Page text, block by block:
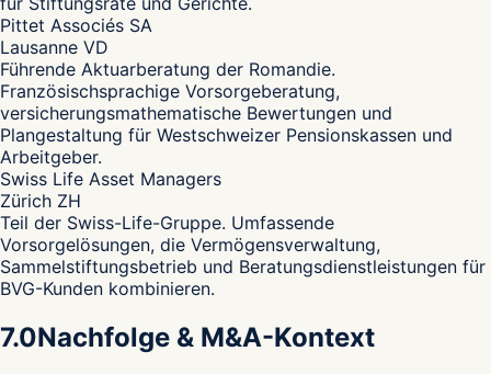
Pittet Associés SA
Lausanne VD
Führende Aktuarberatung der Romandie.
Französischsprachige Vorsorgeberatung,
versicherungsmathematische Bewertungen und
Plangestaltung für Westschweizer Pensionskassen und
Arbeitgeber.
Swiss Life Asset Managers
Zürich ZH
Teil der Swiss-Life-Gruppe. Umfassende
Vorsorgelösungen, die Vermögensverwaltung,
Sammelstiftungsbetrieb und Beratungsdienstleistungen für
BVG-Kunden kombinieren.
7.0Nachfolge & M&A-Kontext